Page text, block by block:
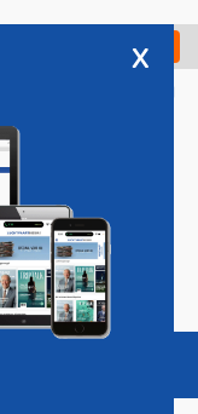
Check in
Vacatures
x